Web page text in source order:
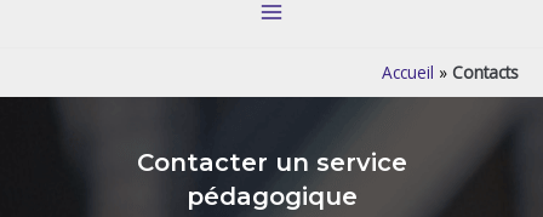
Accueil » Contacts
Contacter un service
pédagogique